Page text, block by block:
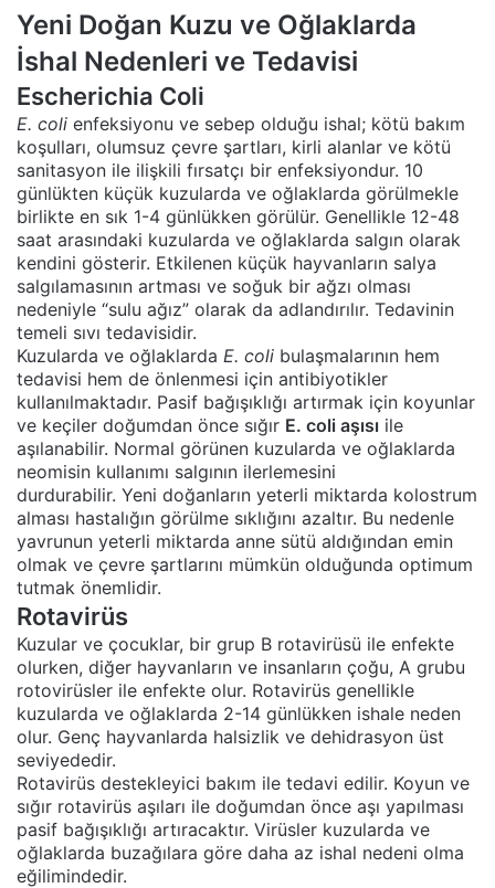
Yeni Doğan Kuzu ve Oğlaklarda
İshal Nedenleri ve Tedavisi
Escherichia Coli
E. coli enfeksiyonu ve sebep olduğu ishal; kötü bakım
koşulları, olumsuz çevre şartları, kirli alanlar ve kötü
sanitasyon ile ilişkili fırsatçı bir enfeksiyondur. 10
günlükten küçük kuzularda ve oğlaklarda görülmekle
birlikte en sık 1-4 günlükken görülür. Genellikle 12-48
saat arasındaki kuzularda ve oğlaklarda salgın olarak
kendini gösterir. Etkilenen küçük hayvanların salya
salgılamasının artması ve soğuk bir ağzı olması
nedeniyle “sulu ağız” olarak da adlandırılır. Tedavinin
temeli sıvı tedavisidir.
Kuzularda ve oğlaklarda E. coli bulaşmalarının hem
tedavisi hem de önlenmesi için antibiyotikler
kullanılmaktadır. Pasif bağışıklığı artırmak için koyunlar
ve keçiler doğumdan önce sığır E. coli aşısı ile
aşılanabilir. Normal görünen kuzularda ve oğlaklarda
neomisin kullanımı salgının ilerlemesini
durdurabilir. Yeni doğanların yeterli miktarda kolostrum
alması hastalığın görülme sıklığını azaltır. Bu nedenle
yavrunun yeterli miktarda anne sütü aldığından emin
olmak ve çevre şartlarını mümkün olduğunda optimum
tutmak önemlidir.
Rotavirüs
Kuzular ve çocuklar, bir grup B rotavirüsü ile enfekte
olurken, diğer hayvanların ve insanların çoğu, A grubu
rotovirüsler ile enfekte olur. Rotavirüs genellikle
kuzularda ve oğlaklarda 2-14 günlükken ishale neden
olur. Genç hayvanlarda halsizlik ve dehidrasyon üst
seviyededir.
Rotavirüs destekleyici bakım ile tedavi edilir. Koyun ve
sığır rotavirüs aşıları ile doğumdan önce aşı yapılması
pasif bağışıklığı artıracaktır. Virüsler kuzularda ve
oğlaklarda buzağılara göre daha az ishal nedeni olma
eğilimindedir.